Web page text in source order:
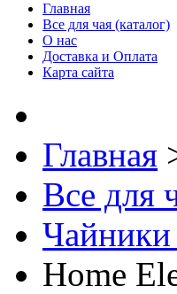
Главная
Все для чая (каталог)
О нас
Доставка и Оплата
Карта сайта
Главная
Все для
Home